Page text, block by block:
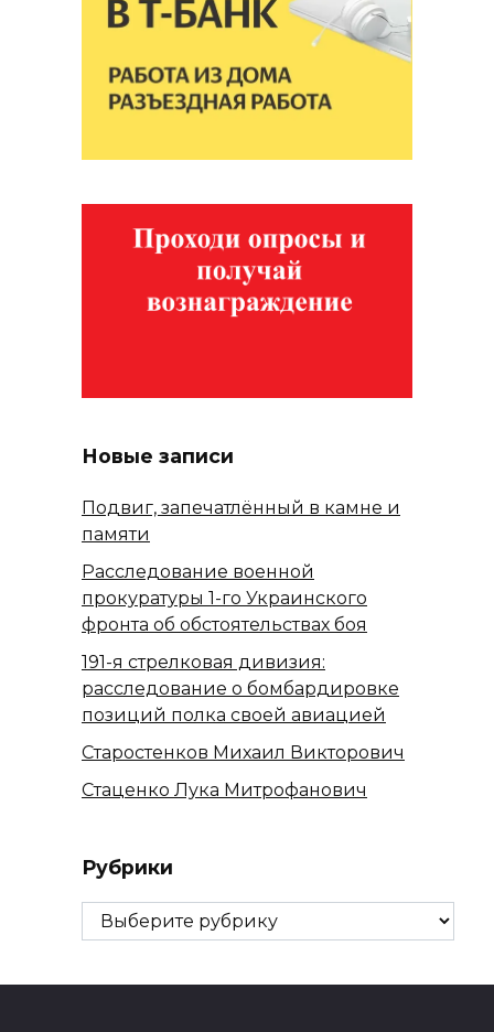
Новые записи
Подвиг, запечатлённый в камне и
памяти
Расследование военной
прокуратуры 1-го Украинского
фронта об обстоятельствах боя
191-я стрелковая дивизия:
расследование о бомбардировке
позиций полка своей авиацией
Старостенков Михаил Викторович
Стаценко Лука Митрофанович
Рубрики
Рубрики